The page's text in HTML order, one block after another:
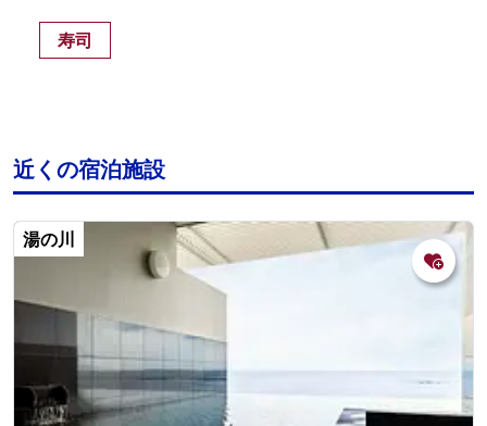
寿司
近くの宿泊施設
湯の川